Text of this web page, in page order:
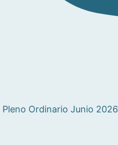
Pleno Ordinario Junio 2026